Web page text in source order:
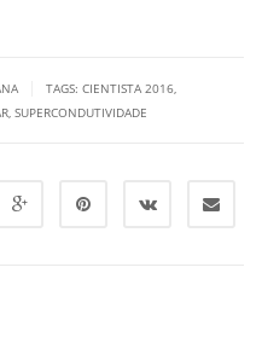
TAGS: CIENTISTA 2016
SUPERCONDUTIVIDADE